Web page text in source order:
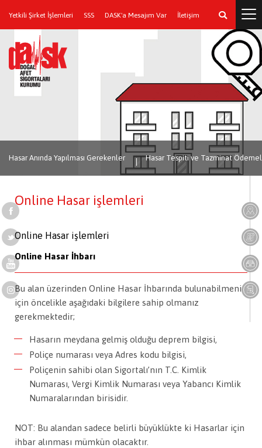
Yetkili Şirket İşlemleri SSS DASK'a Mesajım Var İletişim
Hasar Anında Yapılması Gerekenler Hasar Tespiti ve Tazminat
Online Hasar işlemleri
Online Hasar işlemleri
Online Hasar İhbarı
Bu alan üzerinden Online Hasar İhbarında bulunabilmeniz
için öncelikle aşağıdaki bilgilere sahip olmanız
gerekmektedir;
Hasarın meydana gelmiş olduğu deprem bilgisi,
Poliçe numarası veya Adres kodu bilgisi,
Poliçenin sahibi olan Sigortalı’nın T.C. Kimlik
Numarası, Vergi Kimlik Numarası veya Yabancı Kimlik
Numaralarından birisidir.
NOT: Bu alandan sadece belirli büyüklükte ki Hasarlar için
ihbar alınması mümkün olacaktır.